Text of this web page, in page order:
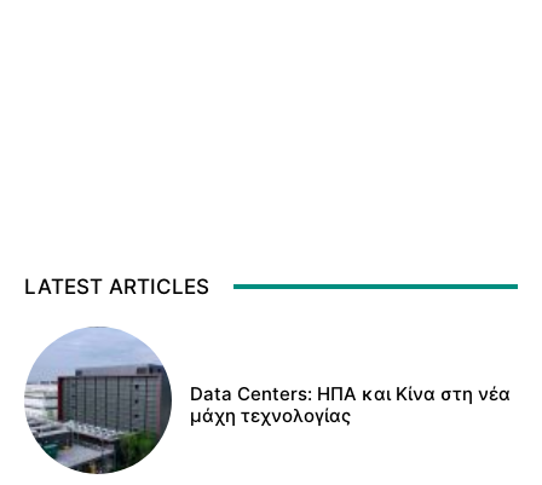
LATEST ARTICLES
Data Centers: ΗΠΑ και Κίνα στη νέα
μάχη τεχνολογίας